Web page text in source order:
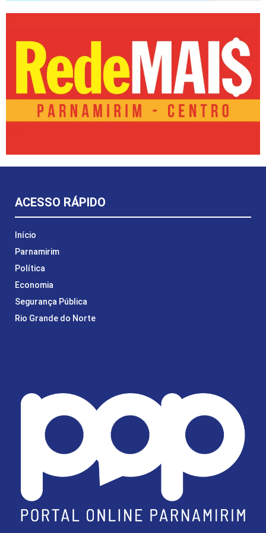
ACESSO RÁPIDO
Início
Parnamirim
Política
Economia
Segurança Pública
Rio Grande do Norte